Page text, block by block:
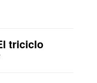
triciclo